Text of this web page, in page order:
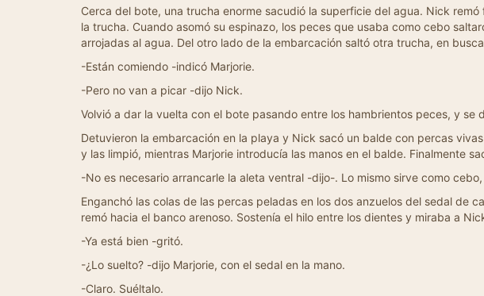
Cerca del bote, una trucha enorme sacudió la superficie del agua. Nick
la trucha. Cuando asomó su espinazo, los peces que usaba como cebo
arrojadas al agua. Del otro lado de la embarcación saltó otra trucha, en
-Están comiendo -indicó Marjorie.
-Pero no van a picar -dijo Nick.
Volvió a dar la vuelta con el bote pasando entre los hambrientos peces, y
Detuvieron la embarcación en la playa y Nick sacó un balde con percas
y las limpió, mientras Marjorie introducía las manos en el balde. Finalmente
-No es necesario arrancarle la aleta ventral -dijo-. Lo mismo sirve como
Enganchó las colas de las percas peladas en los dos anzuelos del sedal de
remó hacia el banco arenoso. Sostenía el hilo entre los dientes y miraba a
-Ya está bien -gritó.
-¿Lo suelto? -dijo Marjorie, con el sedal en la mano.
-Claro. Suéltalo.